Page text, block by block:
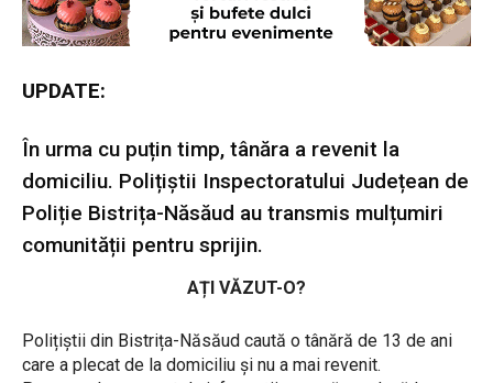
UPDATE:
În urma cu puțin timp, tânăra a revenit la
domiciliu. Polițiștii Inspectoratului Județean de
Poliție Bistrița-Năsăud au transmis mulțumiri
comunității pentru sprijin.
AȚI VĂZUT-O?
Polițiștii din Bistrița-Năsăud caută o tânără de 13 de ani
care a plecat de la domiciliu și nu a mai revenit.